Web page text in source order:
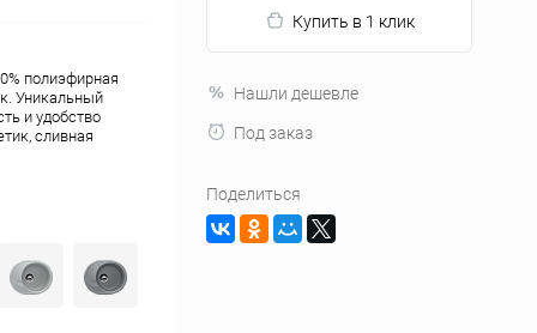
полиэфирная
Уникальный
и удобство
сливная
Купить в 1 клик
Нашли дешевле
Под заказ
Поделиться